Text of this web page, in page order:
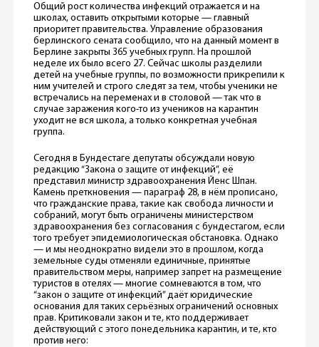
Общий рост количества инфекций отражается и на
школах, оставить открытыми которые — главный
приоритет правительства. Управление образования
берлинского сената сообщило, что на данный момент в
Берлине закрыты 365 учебных групп. На прошлой
неделе их было всего 27. Сейчас школы разделили
детей на учебные группы, по возможности прикрепили к
ним учителей и строго следят за тем, чтобы ученики не
встречались на переменах и в столовой — так что в
случае заражения кого-то из учеников на карантин
уходит не вся школа, а только конкретная учебная
группа.
Сегодня в Бундестаге депутаты обсуждали новую
редакцию “Закона о защите от инфекций”, её
представил министр здравоохранения Йенс Шпан.
Камень преткновения — параграф 28, в нём прописано,
что гражданские права, такие как свобода личности и
собраний, могут быть ограничены министерством
здравоохранения без согласования с бундестагом, если
того требует эпидемиологическая обстановка. Однако
— и мы неоднократно видели это в прошлом, когда
земельные суды отменяли единичные, принятые
правительством меры, например запрет на размещение
туристов в отелях — многие сомневаются в том, что
“закон о защите от инфекций” даёт юридические
основания для таких серьёзных ограничений основных
прав. Критиковали закон и те, кто поддерживает
действующий с этого понедельника карантин, и те, кто
против него: